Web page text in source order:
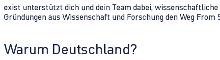
exist unterstützt dich und dein Team dabei,
Gründungen aus Wissenschaft und Forschung den Weg From
Warum Deutschland?